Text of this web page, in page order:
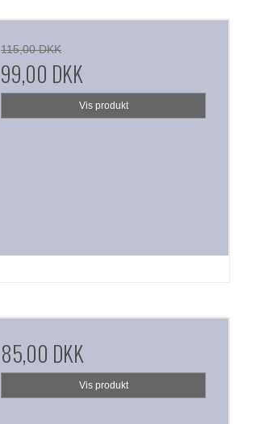
115,00 DKK
99,00 DKK
Vis produkt
85,00 DKK
Vis produkt